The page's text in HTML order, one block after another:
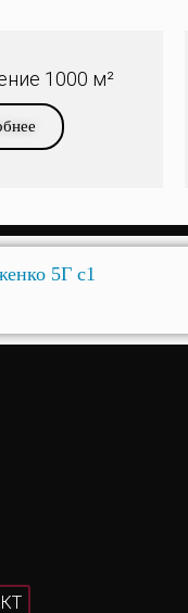
1000 м²
5Г с1